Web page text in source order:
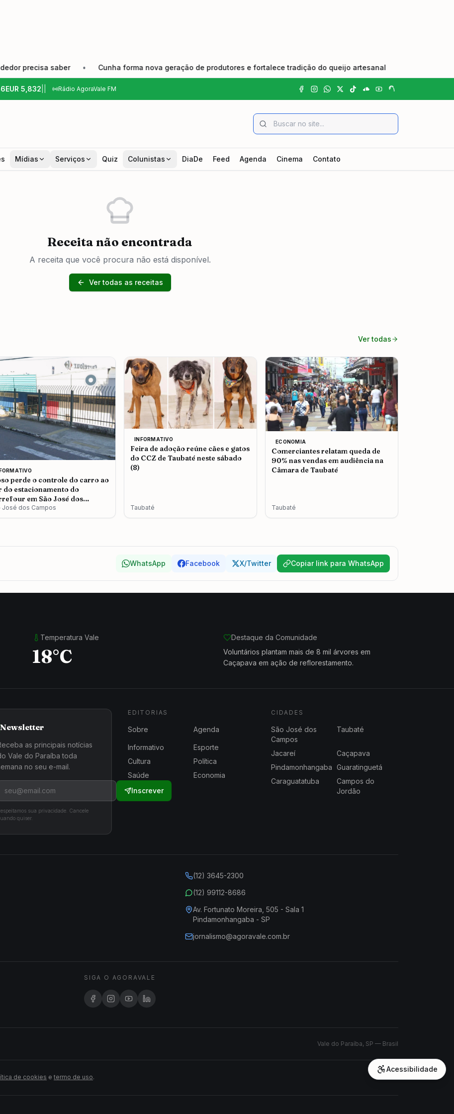
saber • Cunha forma nova geração de produtores e fortalece tradição do queijo artesanal •
EUR 5,832 Rádio AgoraVale FM
Mídias Serviços Quiz Colunistas DiaDe Feed Agenda Cinema Contato
Receita não encontrada
A receita que você procura não está disponível.
Ver todas as receitas
Ver todas
perde o controle do carro ao
do estacionamento do
em São José dos
José dos Campos
INFORMATIVO
Feira de adoção reúne cães e gatos
do CCZ de Taubaté neste sábado
(8)
Taubaté
ECONOMIA
Comerciantes relatam queda de
90% nas vendas em audiência na
Câmara de Taubaté
Taubaté
WhatsApp Facebook X/Twitter Copiar link para WhatsApp
Temperatura Vale
18°C
Destaque da Comunidade
Voluntários plantam mais de 8 mil árvores em
Caçapava em ação de reflorestamento.
Newsletter
as principais notícias
Vale do Paraíba toda
no seu e-mail.
Inscrever
sua privacidade. Cancele
quiser.
EDITORIAS
Sobre Agenda
Informativo
Esporte
Cultura
Política
Saúde
Economia
CIDADES
São José dos
Campos
Taubaté
Jacareí
Caçapava
Pindamonhangaba Guaratinguetá
Caraguatatuba
Campos do
Jordão
(12) 3645-2300
(12) 99112-8686
Av. Fortunato Moreira, 505 - Sala 1
Pindamonhangaba - SP
jornalismo@agoravale.com.br
SIGA O AGORAVALE
Vale do Paraíba, SP — Brasil
de cookies e termo de uso.
Acessibilidade